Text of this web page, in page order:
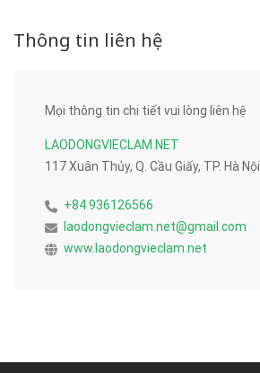
Thông tin liên hệ
Mọi thông tin chi tiết vui lòng liên hệ
LAODONGVIECLAM.NET
117 Xuân Thủy, Q. Cầu Giấy, TP. Hà Nội
+84 936126566
laodongvieclam.net@gmail.com
www.laodongvieclam.net